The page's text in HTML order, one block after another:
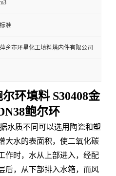
准
乡市环星化工填料塔内件有限公司
环填料 S30408金
鲍尔环
水质不同可以选用陶瓷和塑
大水的表面积，使二氧化碳
作时，水从上部进入，经配
后，从下部排入水箱，而风